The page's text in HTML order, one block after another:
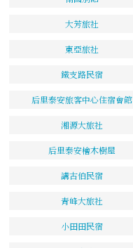
大芳旅社
東亞旅社
鐵支路民宿
后里泰安旅客中心住宿會館
湘源大旅社
后里泰安檜木樹屋
講古伯民宿
青峰大旅社
小田田民宿